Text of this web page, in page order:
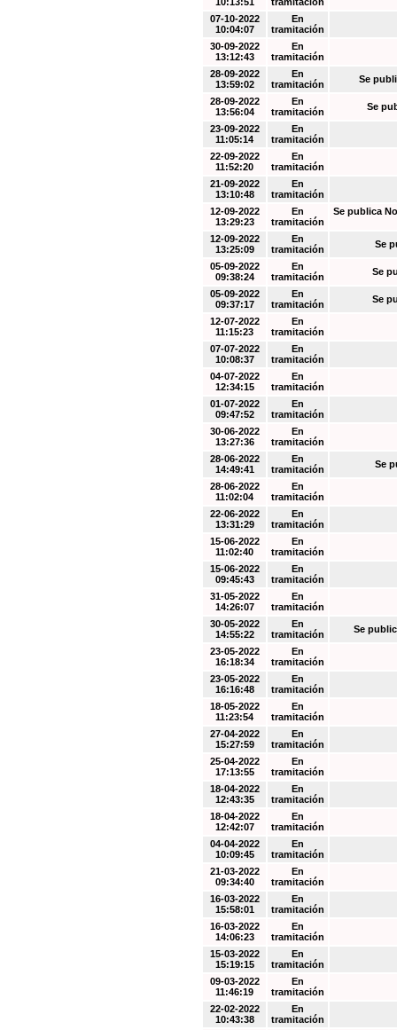
07-10-2022
10:04:07
En
tramitación
30-09-2022
13:12:43
En
tramitación
28-09-2022
13:59:02
En
tramitación
Se
28-09-2022
13:56:04
En
tramitación
Se
23-09-2022
11:05:14
En
tramitación
22-09-2022
11:52:20
En
tramitación
21-09-2022
13:10:48
En
tramitación
12-09-2022
13:29:23
En
tramitación
Se publica
12-09-2022
13:25:09
En
tramitación
Se
05-09-2022
09:38:24
En
tramitación
Se
05-09-2022
09:37:17
En
tramitación
Se
12-07-2022
11:15:23
En
tramitación
07-07-2022
10:08:37
En
tramitación
04-07-2022
12:34:15
En
tramitación
01-07-2022
09:47:52
En
tramitación
30-06-2022
13:27:36
En
tramitación
28-06-2022
14:49:41
En
tramitación
Se
28-06-2022
11:02:04
En
tramitación
22-06-2022
13:31:29
En
tramitación
15-06-2022
11:02:40
En
tramitación
15-06-2022
09:45:43
En
tramitación
31-05-2022
14:26:07
En
tramitación
30-05-2022
14:55:22
En
tramitación
Se
23-05-2022
16:18:34
En
tramitación
23-05-2022
16:16:48
En
tramitación
18-05-2022
11:23:54
En
tramitación
27-04-2022
15:27:59
En
tramitación
25-04-2022
17:13:55
En
tramitación
18-04-2022
12:43:35
En
tramitación
18-04-2022
12:42:07
En
tramitación
04-04-2022
10:09:45
En
tramitación
21-03-2022
09:34:40
En
tramitación
16-03-2022
15:58:01
En
tramitación
16-03-2022
14:06:23
En
tramitación
15-03-2022
15:19:15
En
tramitación
09-03-2022
11:46:19
En
tramitación
22-02-2022
10:43:38
En
tramitación